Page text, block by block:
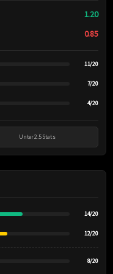
1.20
0.85
11/20
7/20
4/20
Unter 2.5 Stats
14/20
12/20
8/20